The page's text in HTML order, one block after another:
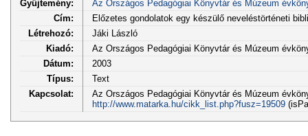
Gyűjtemény:
Az Országos Pedagógiai Könyvtár és Múzeum
Cím:
Előzetes gondolatok egy készülő neveléstörténeti
Létrehozó:
Jáki László
Kiadó:
Az Országos Pedagógiai Könyvtár és Múzeum
Dátum:
2003
Típus:
Text
Kapcsolat:
Az Országos Pedagógiai Könyvtár és Múzeum
http://www.matarka.hu/cikk_list.php?fusz=19509